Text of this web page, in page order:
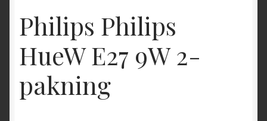
Philips Philips
HueW E27 9W 2-
pakning